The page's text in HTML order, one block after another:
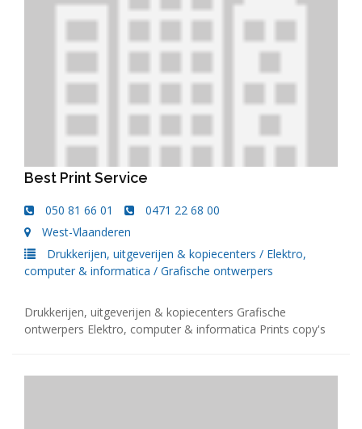
Best Print Service
050 81 66 01
0471 22 68 00
West-Vlaanderen
Drukkerijen, uitgeverijen & kopiecenters / Elektro,
computer & informatica / Grafische ontwerpers
Drukkerijen, uitgeverijen & kopiecenters Grafische
ontwerpers Elektro, computer & informatica Prints copy's